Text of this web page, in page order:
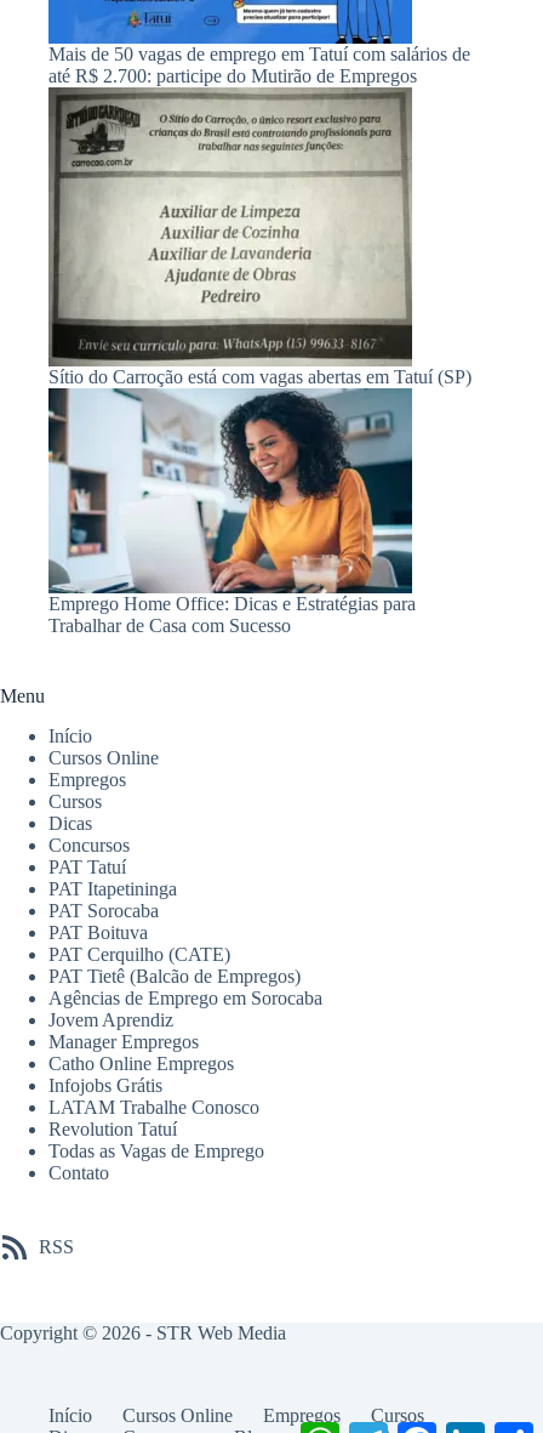
Mais de 50 vagas de emprego em Tatuí com salários de
até R$ 2.700: participe do Mutirão de Empregos
Sítio do Carroção está com vagas abertas em Tatuí (SP)
Emprego Home Office: Dicas e Estratégias para
Trabalhar de Casa com Sucesso
Menu
Início
Cursos Online
Empregos
Cursos
Dicas
Concursos
PAT Tatuí
PAT Itapetininga
PAT Sorocaba
PAT Boituva
PAT Cerquilho (CATE)
PAT Tietê (Balcão de Empregos)
Agências de Emprego em Sorocaba
Jovem Aprendiz
Manager Empregos
Catho Online Empregos
Infojobs Grátis
LATAM Trabalhe Conosco
Revolution Tatuí
Todas as Vagas de Emprego
Contato
RSS
Copyright © 2026 - STR Web Media
Início Cursos Online Empregos
Cursos